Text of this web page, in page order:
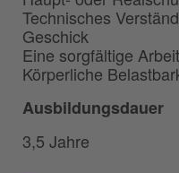
Technisches
Geschick
Eine sorgfältige
Körperliche
Ausbildungsdauer
3,5 Jahre